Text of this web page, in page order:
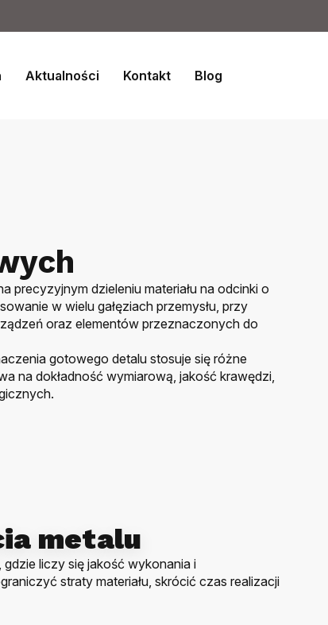
Aktualności Kontakt Blog
precyzyjnym dzieleniu materiału na odcinki o
w wielu gałęziach przemysłu, przy
oraz elementów przeznaczonych do
gotowego detalu stosuje się różne
na dokładność wymiarową, jakość krawędzi,
metalu
liczy się jakość wykonania i
straty materiału, skrócić czas realizacji